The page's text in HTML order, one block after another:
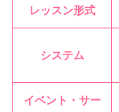
レッスン形式
システム
イベント・サー